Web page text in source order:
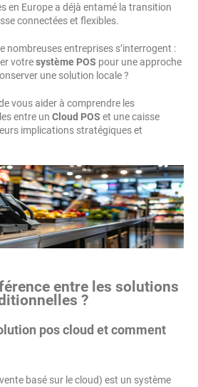
en Europe a déjà entamé la transition
connectées et flexibles.
nombreuses entreprises s’interrogent :
votresystème POS pour une approche
une solution locale ?
vous aider à comprendre les
entre un Cloud POS et une caisse
implications stratégiques et
entre les solutions
?
pos cloud et comment
basé sur le cloud) est un système